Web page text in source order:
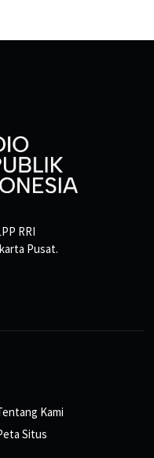
RRI
Pusat.
Kami
Situs